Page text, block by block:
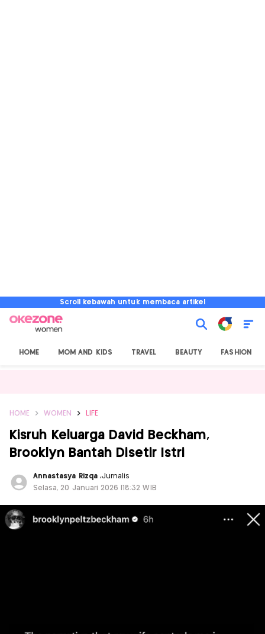
Scroll kebawah untuk membaca artikel
HOME MOM AND KIDS TRAVEL BEAUTY FASHION
HOME WOMEN LIFE
Kisruh Keluarga David Beckham,
Brooklyn Bantah Disetir Istri
Annastasya Rizqa ,Jurnalis
Selasa, 20 Januari 2026 |18:32 WIB